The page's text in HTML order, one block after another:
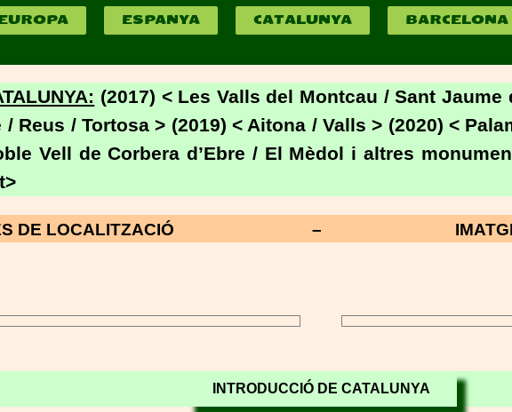
ESPANYA CATALUNYA BARCELONA
(2017) < Les Valls del Montcau / Sant Jaume
/ Reus / Tortosa > (2019) < Aitona / Valls > (2020) <
Vell de Corbera d’Ebre / El Mèdol i altres
– IMATGES
INTRODUCCIÓ DE CATALUNYA